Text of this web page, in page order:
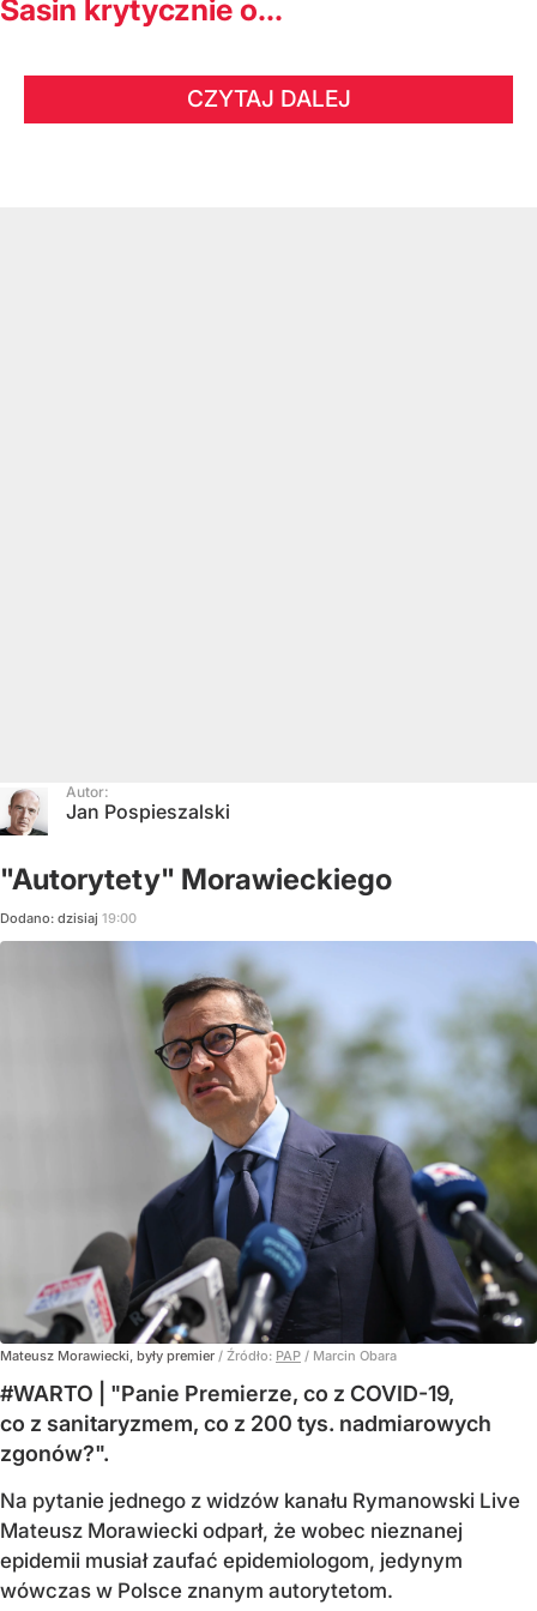
Sasin krytycznie o...
CZYTAJ DALEJ
Autor:
Jan Pospieszalski
"Autorytety" Morawieckiego
Dodano: dzisiaj 19:00
Mateusz Morawiecki, były premier / Źródło: PAP / Marcin Obara
#WARTO | "Panie Premierze, co z COVID-19,
co z sanitaryzmem, co z 200 tys. nadmiarowych
zgonów?".
Na pytanie jednego z widzów kanału Rymanowski Live
Mateusz Morawiecki odparł, że wobec nieznanej
epidemii musiał zaufać epidemiologom, jedynym
wówczas w Polsce znanym autorytetom.